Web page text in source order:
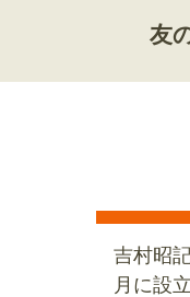
友
吉村昭
月に設